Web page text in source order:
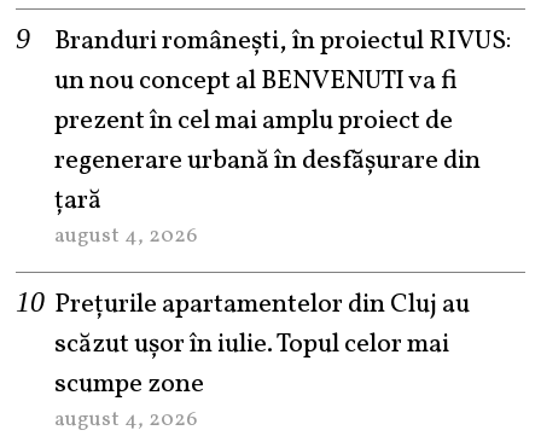
Branduri românești, în proiectul RIVUS:
un nou concept al BENVENUTI va fi
prezent în cel mai amplu proiect de
regenerare urbană în desfășurare din
țară
august 4, 2026
Prețurile apartamentelor din Cluj au
scăzut ușor în iulie. Topul celor mai
scumpe zone
august 4, 2026